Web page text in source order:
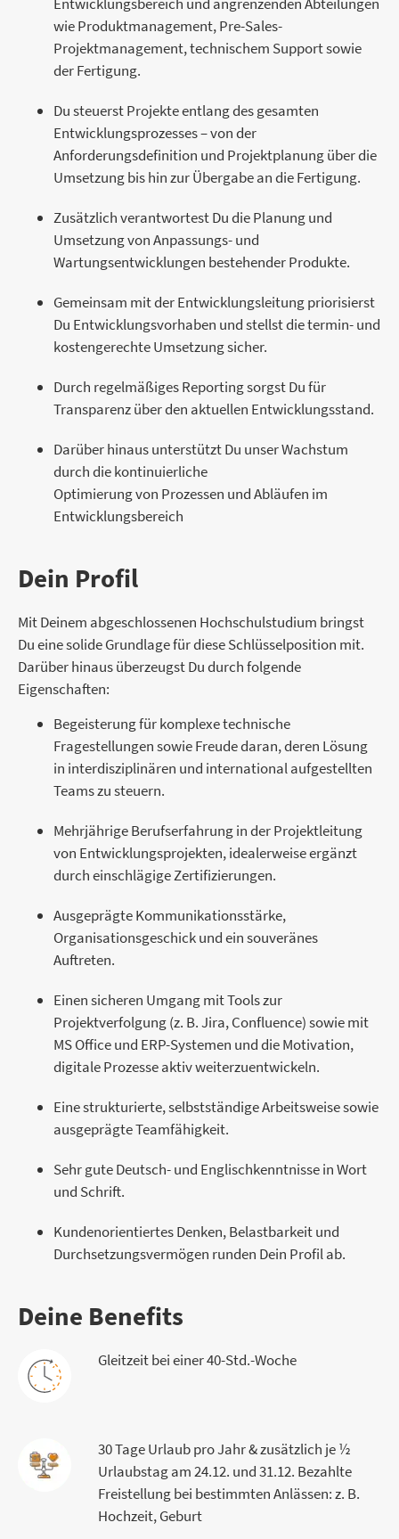
wie Produktmanagement, Pre-Sales-
Projektmanagement, technischem Support sowie
der Fertigung.
Du steuerst Projekte entlang des gesamten
Entwicklungsprozesses – von der
Anforderungsdefinition und Projektplanung über die
Umsetzung bis hin zur Übergabe an die Fertigung.
Zusätzlich verantwortest Du die Planung und
Umsetzung von Anpassungs- und
Wartungsentwicklungen bestehender Produkte.
Gemeinsam mit der Entwicklungsleitung priorisierst
Du Entwicklungsvorhaben und stellst die termin- und
kostengerechte Umsetzung sicher.
Durch regelmäßiges Reporting sorgst Du für
Transparenz über den aktuellen Entwicklungsstand.
Darüber hinaus unterstützt Du unser Wachstum
durch die kontinuierliche
Optimierung von Prozessen und Abläufen im
Entwicklungsbereich
Dein Profil
Mit Deinem abgeschlossenen Hochschulstudium bringst
Du eine solide Grundlage für diese Schlüsselposition mit.
Darüber hinaus überzeugst Du durch folgende
Eigenschaften:
Begeisterung für komplexe technische
Fragestellungen sowie Freude daran, deren Lösung
in interdisziplinären und international aufgestellten
Teams zu steuern.
Mehrjährige Berufserfahrung in der Projektleitung
von Entwicklungsprojekten, idealerweise ergänzt
durch einschlägige Zertifizierungen.
Ausgeprägte Kommunikationsstärke,
Organisationsgeschick und ein souveränes
Auftreten.
Einen sicheren Umgang mit Tools zur
Projektverfolgung (z. B. Jira, Confluence) sowie mit
MS Office und ERP-Systemen und die Motivation,
digitale Prozesse aktiv weiterzuentwickeln.
Eine strukturierte, selbstständige Arbeitsweise sowie
ausgeprägte Teamfähigkeit.
Sehr gute Deutsch- und Englischkenntnisse in Wort
und Schrift.
Kundenorientiertes Denken, Belastbarkeit und
Durchsetzungsvermögen runden Dein Profil ab.
Deine Benefits
Gleitzeit bei einer 40-Std.-Woche
30 Tage Urlaub pro Jahr & zusätzlich je ½
Urlaubstag am 24.12. und 31.12. Bezahlte
Freistellung bei bestimmten Anlässen: z. B.
Hochzeit, Geburt